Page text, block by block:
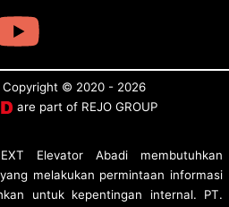
Copyright © 2020 - 2026
are part of REJO GROUP
Elevator Abadi membutuhkan
melakukan permintaan informasi
untuk kepentingan internal. PT.